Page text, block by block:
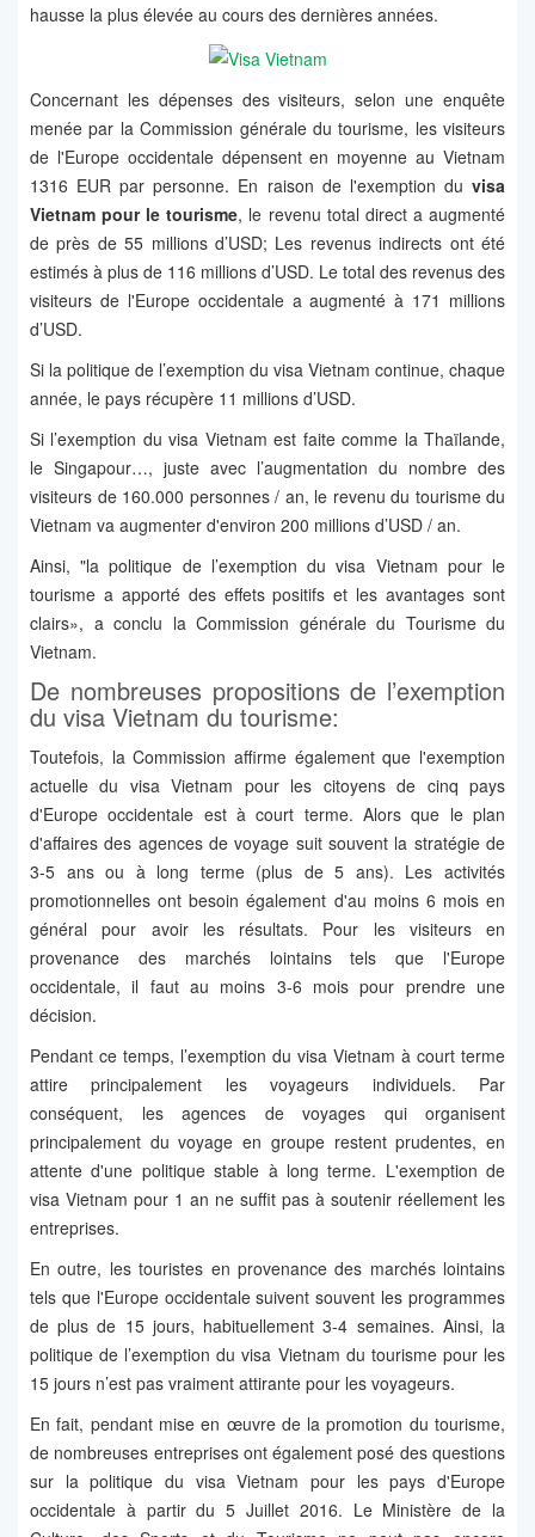
hausse la plus élevée au cours des dernières années.
Concernant les dépenses des visiteurs, selon une enquête
menée par la Commission générale du tourisme, les visiteurs
de l'Europe occidentale dépensent en moyenne au Vietnam
1316 EUR par personne. En raison de l'exemption du visa
Vietnam pour le tourisme, le revenu total direct a augmenté
de près de 55 millions d’USD; Les revenus indirects ont été
estimés à plus de 116 millions d’USD. Le total des revenus des
visiteurs de l'Europe occidentale a augmenté à 171 millions
d’USD.
Si la politique de l’exemption du visa Vietnam continue, chaque
année, le pays récupère 11 millions d’USD.
Si l’exemption du visa Vietnam est faite comme la Thaïlande,
le Singapour…, juste avec l’augmentation du nombre des
visiteurs de 160.000 personnes / an, le revenu du tourisme du
Vietnam va augmenter d'environ 200 millions d’USD / an.
Ainsi, "la politique de l’exemption du visa Vietnam pour le
tourisme a apporté des effets positifs et les avantages sont
clairs», a conclu la Commission générale du Tourisme du
Vietnam.
De nombreuses propositions de l’exemption
du visa Vietnam du tourisme:
Toutefois, la Commission affirme également que l'exemption
actuelle du visa Vietnam pour les citoyens de cinq pays
d'Europe occidentale est à court terme. Alors que le plan
d'affaires des agences de voyage suit souvent la stratégie de
3-5 ans ou à long terme (plus de 5 ans). Les activités
promotionnelles ont besoin également d'au moins 6 mois en
général pour avoir les résultats. Pour les visiteurs en
provenance des marchés lointains tels que l'Europe
occidentale, il faut au moins 3-6 mois pour prendre une
décision.
Pendant ce temps, l’exemption du visa Vietnam à court terme
attire principalement les voyageurs individuels. Par
conséquent, les agences de voyages qui organisent
principalement du voyage en groupe restent prudentes, en
attente d'une politique stable à long terme. L'exemption de
visa Vietnam pour 1 an ne suffit pas à soutenir réellement les
entreprises.
En outre, les touristes en provenance des marchés lointains
tels que l'Europe occidentale suivent souvent les programmes
de plus de 15 jours, habituellement 3-4 semaines. Ainsi, la
politique de l’exemption du visa Vietnam du tourisme pour les
15 jours n’est pas vraiment attirante pour les voyageurs.
En fait, pendant mise en œuvre de la promotion du tourisme,
de nombreuses entreprises ont également posé des questions
sur la politique du visa Vietnam pour les pays d'Europe
occidentale à partir du 5 Juillet 2016. Le Ministère de la